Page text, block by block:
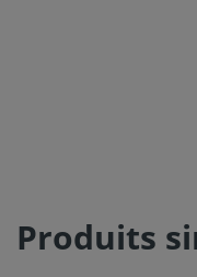
Produits